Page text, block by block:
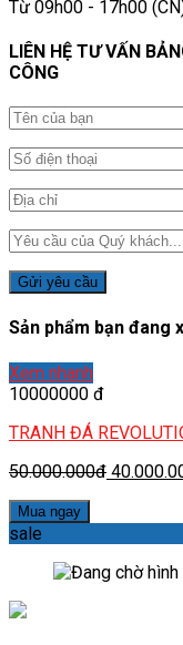
Từ 09h00 - 17h00
LIÊN HỆ TƯ VẤN
CÔNG
Sản phẩm bạn đang
Xem nhanh
10000000 đ
TRANH ĐÁ
50.000.000đ
Mua ngay
sale